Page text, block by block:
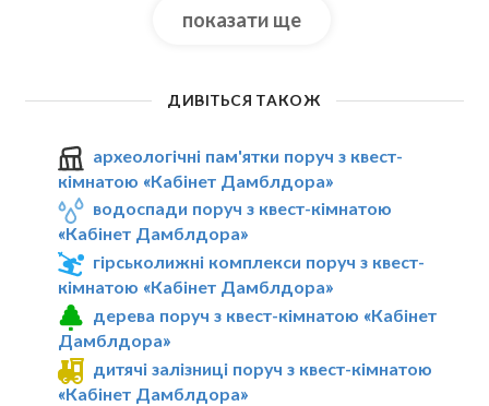
показати ще
ДИВІТЬСЯ ТАКОЖ
археологічні пам'ятки поруч з квест-
кімнатою «Кабінет Дамблдора»
водоспади поруч з квест-кімнатою
«Кабінет Дамблдора»
гірськолижні комплекси поруч з квест-
кімнатою «Кабінет Дамблдора»
дерева поруч з квест-кімнатою «Кабінет
Дамблдора»
дитячі залізниці поруч з квест-кімнатою
«Кабінет Дамблдора»